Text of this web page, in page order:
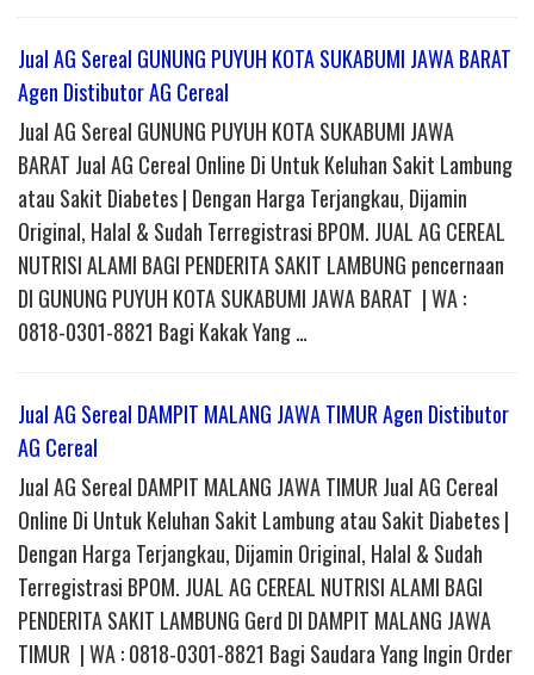
Jual AG Sereal GUNUNG PUYUH KOTA SUKABUMI JAWA BARAT
Agen Distibutor AG Cereal
Jual AG Sereal GUNUNG PUYUH KOTA SUKABUMI JAWA
BARAT Jual AG Cereal Online Di Untuk Keluhan Sakit Lambung
atau Sakit Diabetes | Dengan Harga Terjangkau, Dijamin
Original, Halal & Sudah Terregistrasi BPOM. JUAL AG CEREAL
NUTRISI ALAMI BAGI PENDERITA SAKIT LAMBUNG pencernaan
DI GUNUNG PUYUH KOTA SUKABUMI JAWA BARAT | WA :
0818-0301-8821 Bagi Kakak Yang …
Jual AG Sereal DAMPIT MALANG JAWA TIMUR Agen Distibutor
AG Cereal
Jual AG Sereal DAMPIT MALANG JAWA TIMUR Jual AG Cereal
Online Di Untuk Keluhan Sakit Lambung atau Sakit Diabetes |
Dengan Harga Terjangkau, Dijamin Original, Halal & Sudah
Terregistrasi BPOM. JUAL AG CEREAL NUTRISI ALAMI BAGI
PENDERITA SAKIT LAMBUNG Gerd DI DAMPIT MALANG JAWA
TIMUR | WA : 0818-0301-8821 Bagi Saudara Yang Ingin Order